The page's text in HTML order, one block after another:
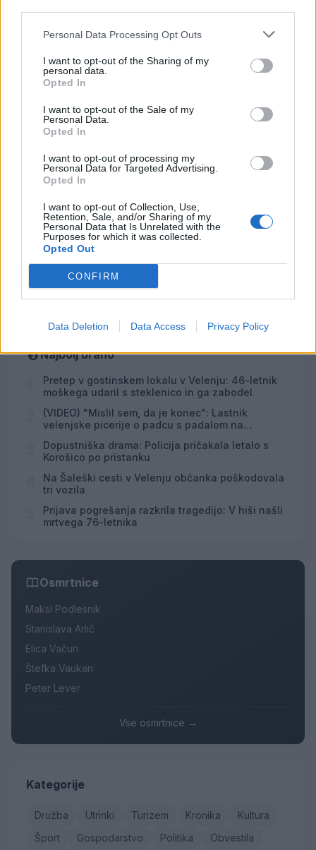
Personal Data Processing Opt Outs
I want to opt-out of the Sharing of my
personal data.
Opted In
I want to opt-out of the Sale of my
Personal Data.
Opted In
I want to opt-out of processing my
Personal Data for Targeted Advertising.
Opted In
I want to opt-out of Collection, Use,
Retention, Sale, and/or Sharing of my
Personal Data that Is Unrelated with the
Purposes for which it was collected.
Opted Out
CONFIRM
Data Deletion Data Access Privacy Policy
bodo odstranjeni. Pravila komentiranja →
Failed to fetch
Prihajajoči dogodki
AVG
6
Aktivne poletne počitnice z ustvarjalci Studia
Spin
08:00
AVG
6
Srečanje članov Gobarskega društva Marauh
Velenje
18:00
AVG
6
Moč branja: Beremo pod krošnjami
19:00
AVG
7
Večer pesmi Đorđa Balaševića
20:00
Vsi dogodki →
Najbolj brano
Pretep v gostinskem lokalu v Velenju: 46-letnik
moškega udaril s steklenico in ga zabodel
(VIDEO) "Mislil sem, da je konec": Lastnik
velenjske picerije o padcu s padalom na
Dopustniška drama: Policija pričakala letalo s
Korošico po pristanku
Na Šaleški cesti v Velenju občanka poškodovala
tri vozila
Prijava pogrešanja razkrila tragedijo: V hiši našli
mrtvega 76-letnika
Osmrtnice
Maksi Podlesnik
Stanislava Arlič
Elica Vačun
Štefka Vaukan
Peter Lever
Vse osmrtnice →
Kategorije
Družba Utrinki Turizem Kronika
Kultura
Šport
Gospodarstvo Politika
Obvestila